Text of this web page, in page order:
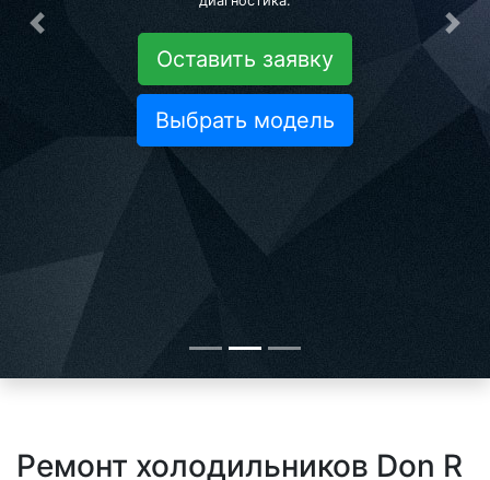
Оставить заявку
Выбрать модель
Предыдущая
Ремонт холодильников Don R